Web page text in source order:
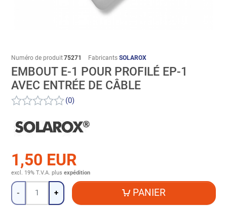
Numéro de produit75271 Fabricants SOLAROX
EMBOUT E-1 POUR PROFILÉ EP-1
AVEC ENTRÉE DE CÂBLE
(0)
1,50 EUR
excl. 19% T.V.A. plus expédition
Quantité
- + PANIER